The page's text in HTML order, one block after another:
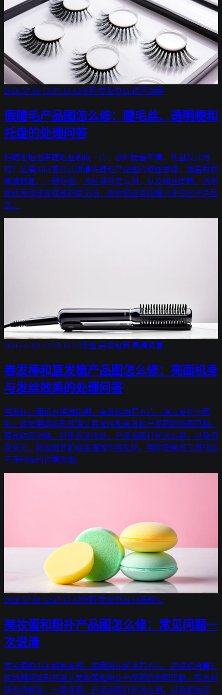
2026-07-08 13:07:10 AI修图 美妆电商 选区消除
假睫毛产品图怎么修：睫毛丝、透明梗和
托盘的处理问答
假睫毛拍出来睫毛丝糊成一片、透明梗看不清、托盘反光抢
戏？这篇用问答形式讲清假睫毛产品图的修图思路，覆盖材质
高清修复、一键抠图、选区消除怎么用，以及细丝质感、透明
梗还原和成盒摆放的常见坑，帮你把这类超细小件拍出干净层
次。
2026-07-08 12:58:16 AI修图 美妆电商 高清修复
卷发棒和直发梳产品图怎么修：亮面机身
与发丝效果的处理问答
卷发棒亮面机身映满影棚、直发梳齿看不清、演示发丝一团
乱？这篇用问答形式讲清卷发棒和直发梳产品图的修图思路，
覆盖选区消除、材质高清修复、产品溶图打光怎么用，以及机
身反光、梳齿细节和成组摆放的常见坑，帮你把美发工具拍出
干净利落的详情页图。
2026-07-08 12:47:17 AI修图 美妆电商 材质修复
美妆蛋和粉扑产品图怎么修：常见问题一
次说清
美妆蛋拍出来颜色发闷、绒面粉扑起毛看不清、边缘吃背景？
这篇用问答形式讲清美妆蛋和粉扑产品图的修图思路，覆盖材
质高清修复、一键抠图、产品溶图打光怎么用，以及颜色还